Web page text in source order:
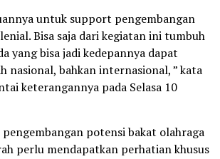
untuk support pengembangan
Bisa saja dari kegiatan ini tumbuh
yang bisa jadi kedepannya dapat
nasional, bahkan internasional, ” kata
keterangannya pada Selasa 10
potensi bakat olahraga
perlu mendapatkan perhatian khusus